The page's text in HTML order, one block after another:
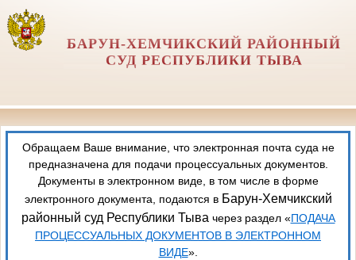
БАРУН-ХЕМЧИКСКИЙ РАЙОННЫЙ
СУД РЕСПУБЛИКИ ТЫВА
Обращаем Ваше внимание, что электронная почта суда не
предназначена для подачи процессуальных документов.
Документы в электронном виде, в том числе в форме
электронного документа, подаются в Барун-Хемчикский
районный суд Республики Тывачерез раздел «ПОДАЧА
ПРОЦЕССУАЛЬНЫХ ДОКУМЕНТОВ В ЭЛЕКТРОННОМ
ВИДЕ».